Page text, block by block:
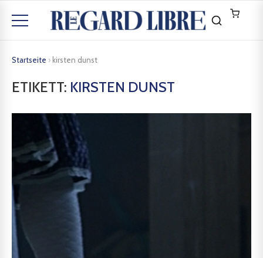
Startseite › kirsten dunst
ETIKETT: KIRSTEN DUNST